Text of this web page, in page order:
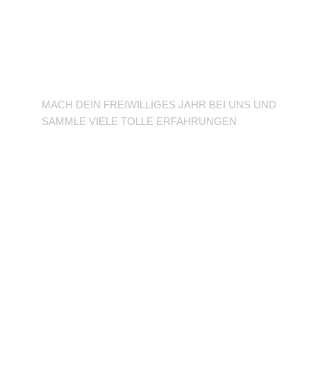
MACH DEIN FREIWILLIGES JAHR BEI UNS UND
SAMMLE VIELE TOLLE ERFAHRUNGEN